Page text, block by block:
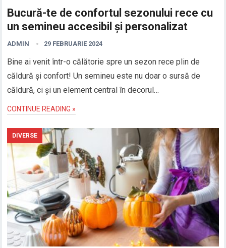
Bucură-te de confortul sezonului rece cu
un semineu accesibil și personalizat
ADMIN 29 FEBRUARIE 2024
Bine ai venit într-o călătorie spre un sezon rece plin de
căldură și confort! Un semineu este nu doar o sursă de
căldură, ci și un element central în decorul…
CONTINUE READING »
DIVERSE